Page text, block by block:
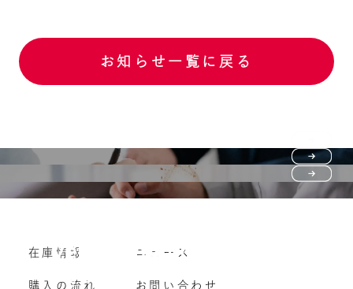
お知らせ一覧に戻る
購入の流れ
よくいただくご質問
Vehicle purchase
車両買い取り
在庫情報
購入の流れ
ニュース
お問い合わせ